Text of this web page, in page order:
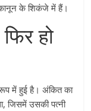
कानून के शिकंजे में हैं।
हो
में हुई है। अंकित का
जिसमें उसकी पत्नी